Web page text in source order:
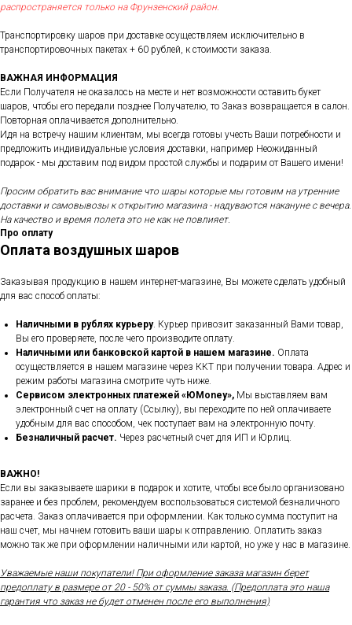
распространяется только на Фрунзенский район.
Транспортировку шаров при доставке осуществляем исключительно в
транспортировочных пакетах + 60 рублей, к стоимости заказа.
ВАЖНАЯ ИНФОРМАЦИЯ
Если Получателя не оказалось на месте и нет возможности оставить букет
шаров, чтобы его передали позднее Получателю, то Заказ возвращается в салон.
Повторная оплачивается дополнительно.
Идя на встречу нашим клиентам, мы всегда готовы учесть Ваши потребности и
предложить индивидуальные условия доставки, например Неожиданный
подарок - мы доставим под видом простой службы и подарим от Вашего имени!
Просим обратить вас внимание что шары которые мы готовим на утренние
доставки и самовывозы к открытию магазина - надуваются накануне с вечера.
На качество и время полета это не как не повлияет.
Про оплату
Оплата воздушных шаров
Заказывая продукцию в нашем интернет-магазине, Вы можете сделать удобный
для вас способ оплаты:
Наличными в рублях курьеру. Курьер привозит заказанный Вами товар,
Вы его проверяете, после чего производите оплату.
Наличными или банковской картой в нашем магазине. Оплата
осуществляется в нашем магазине через ККТ при получении товара. Адрес и
режим работы магазина смотрите чуть ниже.
Сервисом электронных платежей «ЮMoney», Мы выставляем вам
электронный счет на оплату (Ссылку), вы переходите по ней оплачиваете
удобным для вас способом, чек поступает вам на электронную почту.
Безналичный расчет. Через расчетный счет для ИП и Юрлиц.
ВАЖНО!
Если вы заказываете шарики в подарок и хотите, чтобы все было организовано
заранее и без проблем, рекомендуем воспользоваться системой безналичного
расчета. Заказ оплачивается при оформлении. Как только сумма поступит на
наш счет, мы начнем готовить ваши шары к отправлению. Оплатить заказ
можно так же при оформлении наличными или картой, но уже у нас в магазине.
Уважаемые наши покупатели! При оформление заказа магазин берет
предоплату в размере от 20 - 50% от суммы заказа. (Предоплата это наша
гарантия что заказ не будет отменен после его выполнения)